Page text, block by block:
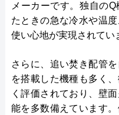
メーカーです。独自の
たときの急な冷水や温
使い心地が実現されてい
さらに、追い焚き配管
を搭載した機種も多く
く評価されており、壁
能を多数備えています